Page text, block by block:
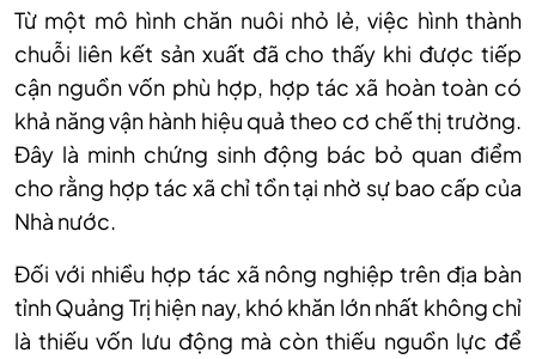
Từ một mô hình chăn nuôi nhỏ lẻ, việc hình thành
chuỗi liên kết sản xuất đã cho thấy khi được tiếp
cận nguồn vốn phù hợp, hợp tác xã hoàn toàn có
khả năng vận hành hiệu quả theo cơ chế thị trường.
Đây là minh chứng sinh động bác bỏ quan điểm
cho rằng hợp tác xã chỉ tồn tại nhờ sự bao cấp của
Nhà nước.
Đối với nhiều hợp tác xã nông nghiệp trên địa bàn
tỉnh Quảng Trị hiện nay, khó khăn lớn nhất không chỉ
là thiếu vốn lưu động mà còn thiếu nguồn lực để